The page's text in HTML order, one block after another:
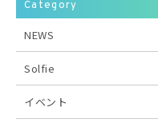
Category
NEWS
Solfie
イベント